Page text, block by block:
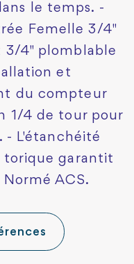
le temps. -
Femelle 3/4"
3/4" plomblable
et
du compteur
1/4 de tour pour
L'étanchéité
torique garantit
ACS.